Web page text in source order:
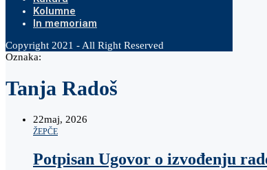
Kolumne
In memoriam
Copyright 2021 - All Right Reserved
Oznaka:
Tanja Radoš
22maj, 2026
ŽEPČE
Potpisan Ugovor o izvođenju